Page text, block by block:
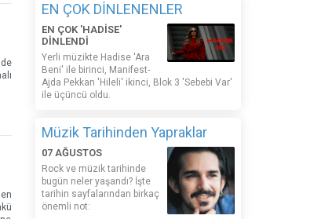
EN ÇOK DİNLENENLER
EN ÇOK 'HADİSE'
DİNLENDİ
Yerli müzikte Hadise 'Ara
Beni' ile birinci, Manifest-
Ajda Pekkan 'Hileli' ikinci, Blok 3 'Sebebi Var'
ile üçüncü oldu.
Müzik Tarihinden Yapraklar
07 AĞUSTOS
Rock ve müzik tarihinde
bugün neler yaşandı? İşte
tarihin sayfalarından birkaç
önemli not: